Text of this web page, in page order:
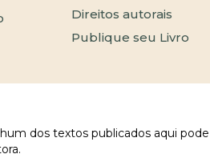
Direitos autorais
Publique seu Livro
dos textos publicados aqui